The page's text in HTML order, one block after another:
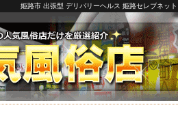
姫路市 出張型 デリバリーヘルス 姫路セレブネッ